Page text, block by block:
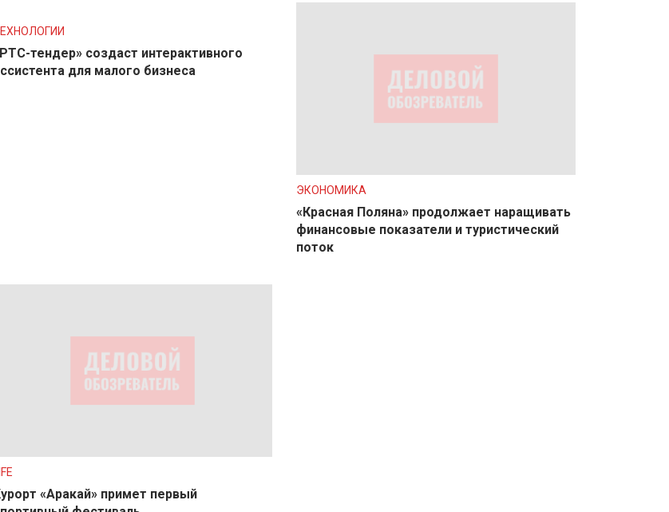
тендер» создаст интерактивного
для малого бизнеса
ЭКОНОМИКА
«Красная Поляна» продолжает наращивать
финансовые показатели и туристический
поток
«Аракай» примет первый